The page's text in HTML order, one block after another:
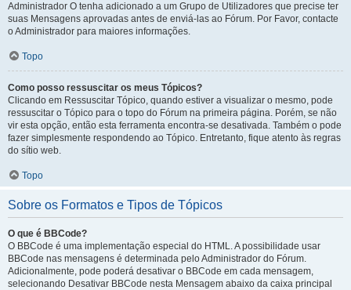
Administrador O tenha adicionado a um Grupo de Utilizadores que precise ter
suas Mensagens aprovadas antes de enviá-las ao Fórum. Por Favor, contacte
o Administrador para maiores informações.
Topo
Como posso ressuscitar os meus Tópicos?
Clicando em Ressuscitar Tópico, quando estiver a visualizar o mesmo, pode
ressuscitar o Tópico para o topo do Fórum na primeira página. Porém, se não
vir esta opção, então esta ferramenta encontra-se desativada. Também o pode
fazer simplesmente respondendo ao Tópico. Entretanto, fique atento às regras
do sítio web.
Topo
Sobre os Formatos e Tipos de Tópicos
O que é BBCode?
O BBCode é uma implementação especial do HTML. A possibilidade usar
BBCode nas mensagens é determinada pelo Administrador do Fórum.
Adicionalmente, pode poderá desativar o BBCode em cada mensagem,
selecionando Desativar BBCode nesta Mensagem abaixo da caixa principal